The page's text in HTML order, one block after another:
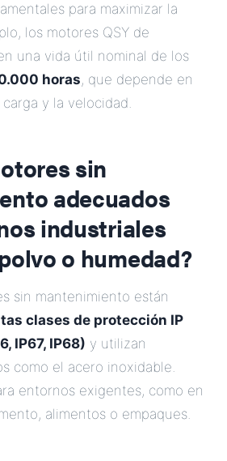
para maximizar la
los motores QSY de
una vida útil nominal de los
horas, que depende en
y la velocidad.
sin
adecuados
industriales
o humedad?
sin mantenimiento están
clases de protección IP
IP67, IP68) y utilizan
como el acero inoxidable.
entornos exigentes, como en
alimentos o empaques.